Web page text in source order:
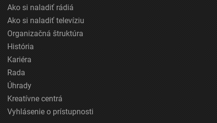
Ako si naladiť rádiá
Ako si naladiť televíziu
Organizačná štruktúra
História
Kariéra
Rada
Úhrady
Kreatívne centrá
Vyhlásenie o prístupnosti